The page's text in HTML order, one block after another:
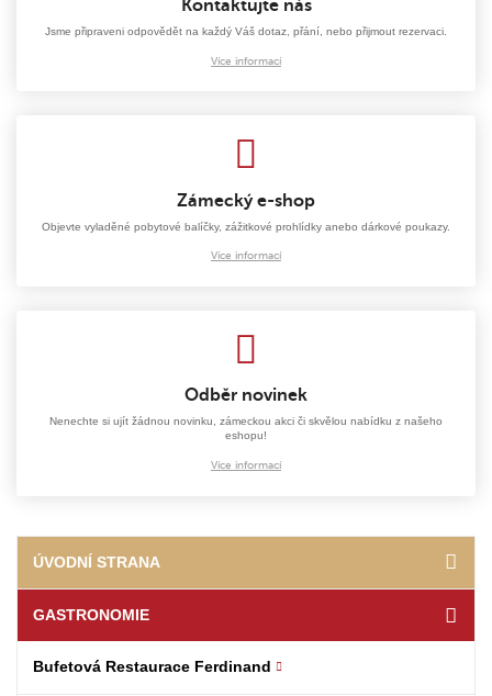
Kontaktujte nás
Jsme připraveni odpovědět na každý Váš dotaz, přání, nebo přijmout rezervaci.
Více informací
Zámecký e-shop
Objevte vyladěné pobytové balíčky, zážitkové prohlídky anebo dárkové poukazy.
Více informací
Odběr novinek
Nenechte si ujít žádnou novinku, zámeckou akci či skvělou nabídku z našeho
eshopu!
Více informací
ÚVODNÍ STRANA
GASTRONOMIE
Bufetová Restaurace Ferdinand